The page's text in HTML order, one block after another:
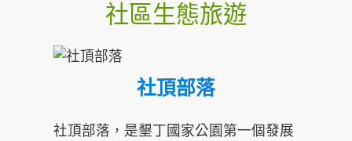
社區生態旅遊
社頂部落
社頂部落，是墾丁國家公園第一個發展